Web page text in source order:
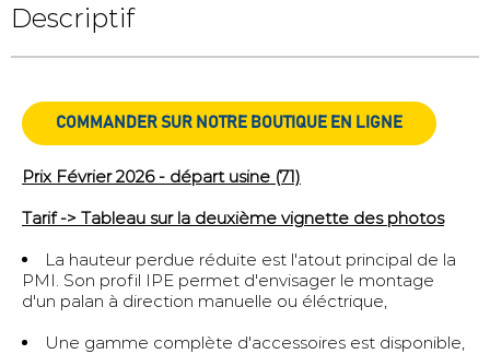
Descriptif
COMMANDER SUR NOTRE BOUTIQUE EN LIGNE
Prix Février 2026 - départ usine (71)
Tarif -> Tableau sur la deuxième vignette des photos
La hauteur perdue réduite est l'atout principal de la
PMI. Son profil IPE permet d'envisager le montage
d'un palan à direction manuelle ou éléctrique,
Une gamme complète d'accessoires est disponible,